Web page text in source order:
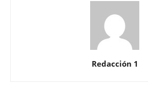
Redacción 1